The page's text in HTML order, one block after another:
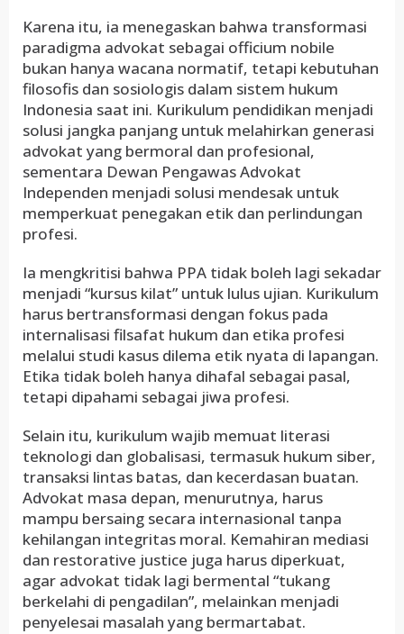
Karena itu, ia menegaskan bahwa transformasi
paradigma advokat sebagai officium nobile
bukan hanya wacana normatif, tetapi kebutuhan
filosofis dan sosiologis dalam sistem hukum
Indonesia saat ini. Kurikulum pendidikan menjadi
solusi jangka panjang untuk melahirkan generasi
advokat yang bermoral dan profesional,
sementara Dewan Pengawas Advokat
Independen menjadi solusi mendesak untuk
memperkuat penegakan etik dan perlindungan
profesi.
Ia mengkritisi bahwa PPA tidak boleh lagi sekadar
menjadi “kursus kilat” untuk lulus ujian. Kurikulum
harus bertransformasi dengan fokus pada
internalisasi filsafat hukum dan etika profesi
melalui studi kasus dilema etik nyata di lapangan.
Etika tidak boleh hanya dihafal sebagai pasal,
tetapi dipahami sebagai jiwa profesi.
Selain itu, kurikulum wajib memuat literasi
teknologi dan globalisasi, termasuk hukum siber,
transaksi lintas batas, dan kecerdasan buatan.
Advokat masa depan, menurutnya, harus
mampu bersaing secara internasional tanpa
kehilangan integritas moral. Kemahiran mediasi
dan restorative justice juga harus diperkuat,
agar advokat tidak lagi bermental “tukang
berkelahi di pengadilan”, melainkan menjadi
penyelesai masalah yang bermartabat.